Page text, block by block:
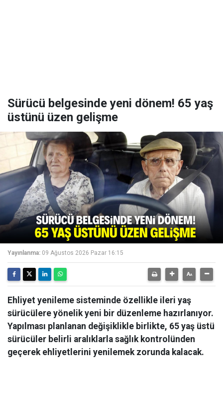
Sürücü belgesinde yeni dönem! 65 yaş
üstünü üzen gelişme
Yayınlanma: 09 Ağustos 2026 Pazar 16:15
Ehliyet yenileme sisteminde özellikle ileri yaş
sürücülere yönelik yeni bir düzenleme hazırlanıyor.
Yapılması planlanan değişiklikle birlikte, 65 yaş üstü
sürücüler belirli aralıklarla sağlık kontrolünden
geçerek ehliyetlerini yenilemek zorunda kalacak.